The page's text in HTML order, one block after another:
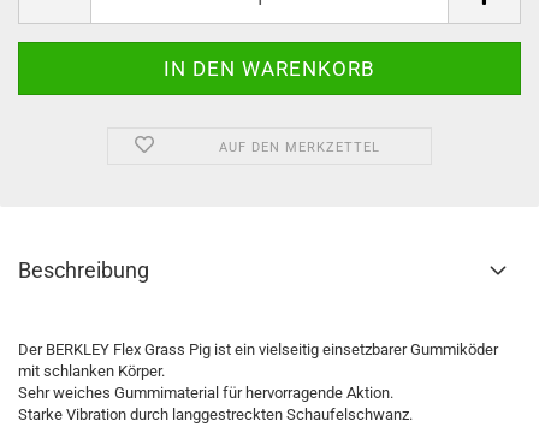
AUF DEN MERKZETTEL
Beschreibung
Der BERKLEY Flex Grass Pig ist ein vielseitig einsetzbarer Gummiköder
mit schlanken Körper.
Sehr weiches Gummimaterial für hervorragende Aktion.
Starke Vibration durch langgestreckten Schaufelschwanz.